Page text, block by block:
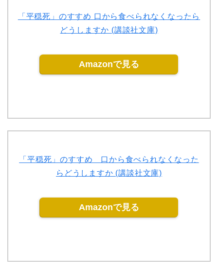
「平穏死」のすすめ 口から食べられなくなったら
どうしますか (講談社文庫)
Amazonで見る
「平穏死」のすすめ 口から食べられなくなった
らどうしますか (講談社文庫)
Amazonで見る